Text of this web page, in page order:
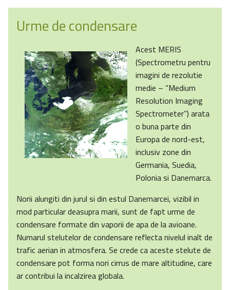
Urme de condensare
Acest MERIS
(Spectrometru pentru
imagini de rezolutie
medie – “Medium
Resolution Imaging
Spectrometer”) arata
o buna parte din
Europa de nord-est,
inclusiv zone din
Germania, Suedia,
Polonia si Danemarca.
Norii alungiti din jurul si din estul Danemarcei, vizibil in
mod particular deasupra marii, sunt de fapt urme de
condensare formate din vaporii de apa de la avioane.
Numarul stelutelor de condensare reflecta nivelul inalt de
trafic aerian in atmosfera. Se crede ca aceste stelute de
condensare pot forma nori cirrus de mare altitudine, care
ar contribui la incalzirea globala.